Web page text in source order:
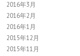
2016年3月
2016年2月
2016年1月
2015年12月
2015年11月